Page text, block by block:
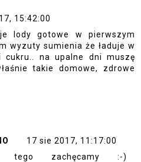
15:42:00
lody gotowe w pierwszym
wyzuty sumienia że ładuje w
na upalne dni muszę
takie domowe, zdrowe
17 sie 2017, 11:17:00
tego zachęcamy :-)